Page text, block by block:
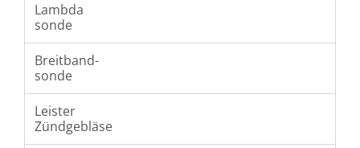
Lambda
sonde
Breitband-
sonde
Leister
Zündgebläse